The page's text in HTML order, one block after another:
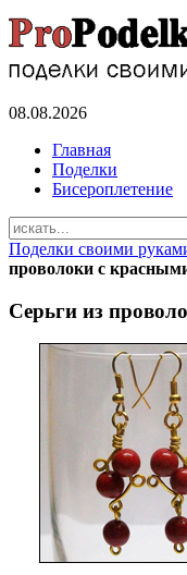
08.08.2026
Главная
Поделки
Бисероплетение
Поделки своими
проволоки с
Серьги из